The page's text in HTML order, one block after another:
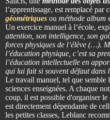
l’apprentissage, est remplacé par
géométriques ou méthode album
Un exercice manuel à l’école,
attention, son intelligence, son
forces physiques de l’élève (…).
l’éducation physique, c’est sa
l’éducation intellectuelle en
qui lui fait si souvent défaut dans
Le travail manuel, tel que semble
sciences enseignées. A chaque
coup, il est possible d'organiser
est directement dépendante de
les petites classes, Leblanc